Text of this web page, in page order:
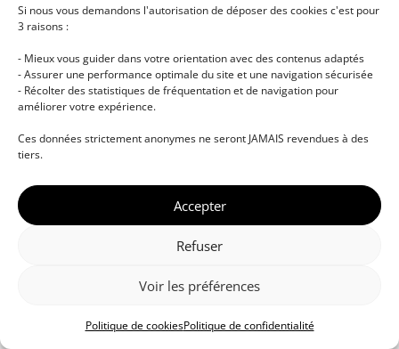
Si nous vous demandons l'autorisation de déposer des cookies c'est pour
3 raisons :
- Mieux vous guider dans votre orientation avec des contenus adaptés
- Assurer une performance optimale du site et une navigation sécurisée
- Récolter des statistiques de fréquentation et de navigation pour
améliorer votre expérience.
Ces données strictement anonymes ne seront JAMAIS revendues à des
tiers.
Accepter
Refuser
Voir les préférences
Politique de cookiesPolitique de confidentialité
Vous n’avez pas de compte ?
© DJ NETWORK • École de DJ et de production
musicale • Certifications professionnelles • Paris •
Montpellier • À distance • Site actualisé en juillet